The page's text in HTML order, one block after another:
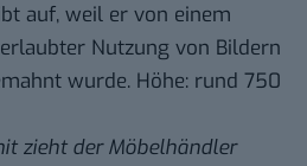
auf, weil er von einem
Nutzung von Bildern
wurde. Höhe: rund 750
zieht der Möbelhändler